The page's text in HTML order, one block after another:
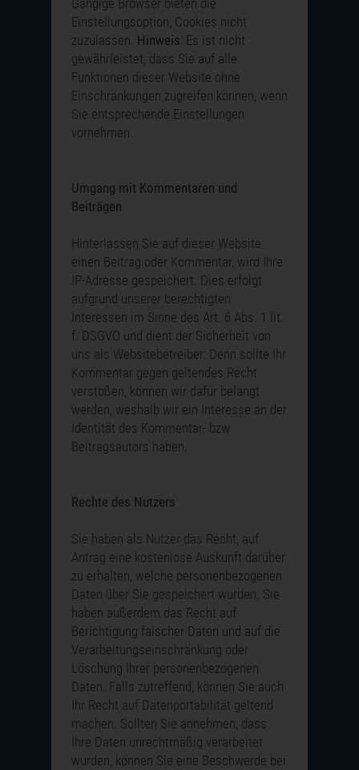
Gängige Browser bieten die
Einstellungsoption, Cookies nicht
zuzulassen. Hinweis: Es ist nicht
gewährleistet, dass Sie auf alle
Funktionen dieser Website ohne
Einschränkungen zugreifen können, wenn
Sie entsprechende Einstellungen
vornehmen.
Umgang mit Kommentaren und
Beiträgen
Hinterlassen Sie auf dieser Website
einen Beitrag oder Kommentar, wird Ihre
IP-Adresse gespeichert. Dies erfolgt
aufgrund unserer berechtigten
Interessen im Sinne des Art. 6 Abs. 1 lit.
f. DSGVO und dient der Sicherheit von
uns als Websitebetreiber: Denn sollte Ihr
Kommentar gegen geltendes Recht
verstoßen, können wir dafür belangt
werden, weshalb wir ein Interesse an der
Identität des Kommentar- bzw.
Beitragsautors haben.
Rechte des Nutzers
Sie haben als Nutzer das Recht, auf
Antrag eine kostenlose Auskunft darüber
zu erhalten, welche personenbezogenen
Daten über Sie gespeichert wurden. Sie
haben außerdem das Recht auf
Berichtigung falscher Daten und auf die
Verarbeitungseinschränkung oder
Löschung Ihrer personenbezogenen
Daten. Falls zutreffend, können Sie auch
Ihr Recht auf Datenportabilität geltend
machen. Sollten Sie annehmen, dass
Ihre Daten unrechtmäßig verarbeitet
wurden, können Sie eine Beschwerde bei